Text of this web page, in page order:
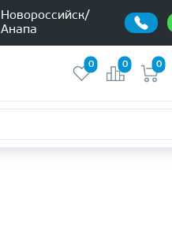
Новороссийск/
Анапа
0 0 0